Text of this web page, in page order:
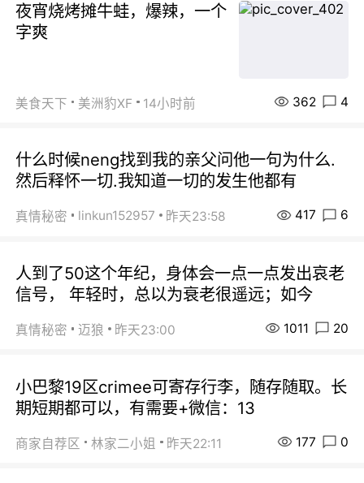
夜宵烧烤摊牛蛙，爆辣，一个
字爽
美食天下 美洲豹XF 14小时前 362 4
什么时候neng找到我的亲父问他一句为什么.
然后释怀一切.我知道一切的发生他都有
真情秘密 linkun152957 昨天23:58 417 6
人到了50这个年纪，身体会一点一点发出哀老
信号， 年轻时，总以为衰老很遥远；如今
真情秘密 迈狼 昨天23:00 1011 20
小巴黎19区crimee可寄存行李，随存随取。长
期短期都可以，有需要+微信：13
商家自荐区 林家二小姐 昨天22:11 177 0